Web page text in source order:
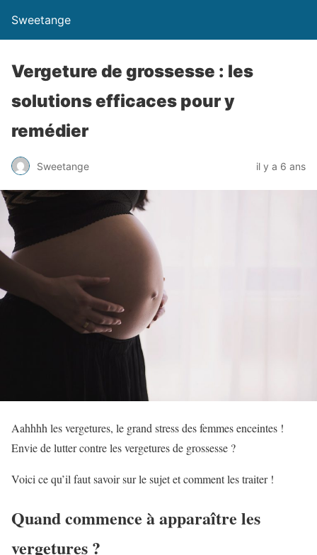
Sweetange
Vergeture de grossesse : les
solutions efficaces pour y
remédier
Sweetange il y a 6 ans
Aahhhh les vergetures, le grand stress des femmes enceintes !
Envie de lutter contre les vergetures de grossesse ?
Voici ce qu’il faut savoir sur le sujet et comment les traiter !
Quand commence à apparaître les
vergetures ?